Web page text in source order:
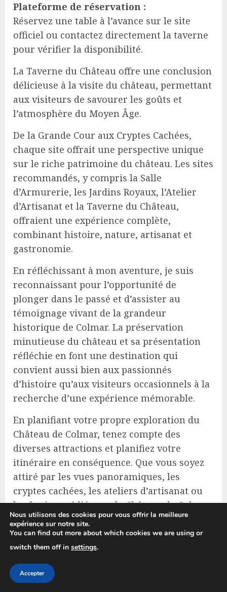
Plateforme de réservation :
Réservez une table à l’avance sur le site
officiel ou contactez directement la taverne
pour vérifier la disponibilité.
La Taverne du Château offre une conclusion
délicieuse à la visite du château, permettant
aux visiteurs de savourer les goûts et
l’atmosphère du Moyen Âge.
De la Grande Cour aux Cryptes Cachées,
chaque site offrait une perspective unique
sur le riche patrimoine du château. Les sites
recommandés, y compris la Salle
d’Armurerie, les Jardins Royaux, l’Atelier
d’Artisanat et la Taverne du Château,
offraient une expérience complète,
combinant histoire, nature, artisanat et
gastronomie.
En réfléchissant à mon aventure, je suis
reconnaissant pour l’opportunité de
plonger dans le passé et d’assister au
témoignage vivant de la grandeur
historique de Colmar. La préservation
minutieuse du château et sa présentation
réfléchie en font une destination qui
convient aussi bien aux passionnés
d’histoire qu’aux visiteurs occasionnels à la
recherche d’une expérience mémorable.
En planifiant votre propre exploration du
Château de Colmar, tenez compte des
diverses attractions et planifiez votre
itinéraire en conséquence. Que vous soyez
attiré par les vues panoramiques, les
cryptes cachées, les ateliers d’artisanat ou
les festins médiévaux, le Château de Colmar
offre une tapisserie d’expériences qui
n’attend que d’être dévoilée.
?
Nous utilisons des cookies pour vous offrir la meilleure
expérience sur notre site.
You can find out more about which cookies we are using or
switch them off in settings.
Accepter